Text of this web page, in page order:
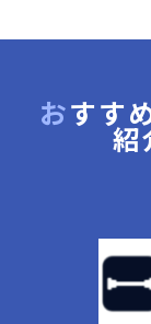
おすすめパーソナルジムとして
紹